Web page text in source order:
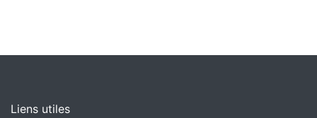
Liens utiles